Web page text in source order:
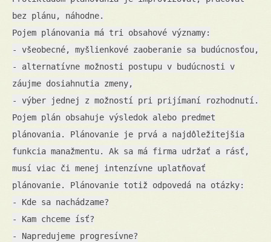
bez plánu, náhodne.
Pojem plánovania má tri obsahové významy:
- všeobecné, myšlienkové zaoberanie sa budúcnosťou,
- alternatívne možnosti postupu v budúcnosti v
záujme dosiahnutia zmeny,
- výber jednej z možností pri prijímaní rozhodnutí.
Pojem plán obsahuje výsledok alebo predmet
plánovania. Plánovanie je prvá a najdôležitejšia
funkcia manažmentu. Ak sa má firma udržať a rásť,
musí viac či menej intenzívne uplatňovať
plánovanie. Plánovanie totiž odpovedá na otázky:
- Kde sa nachádzame?
- Kam chceme ísť?
- Napredujeme progresívne?